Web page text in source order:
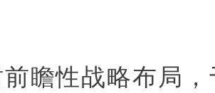
瞻性战略布局